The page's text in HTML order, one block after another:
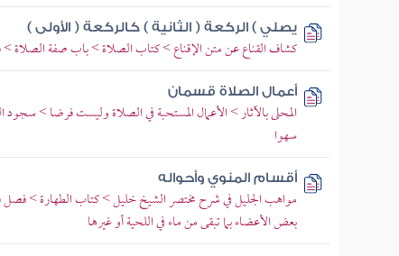
يصلي ) الركعة ( الثانية ) كالركعة ( الأولى )
كشاف القناع عن متن الإقناع > كتاب الصلاة > باب صفة الصلاة >
أعمال الصلاة قسمان
المحلى بالآثار > الأعمال المستحبة في الصلاة وليست فرضا >
سهوا
أقسام المنوي وأحواله
مواهب الجليل في شرح مختصر الشيخ خليل > كتاب الطهارة >
بعض الأعضاء بما تبقى من ماء في اللحية أو غيرها